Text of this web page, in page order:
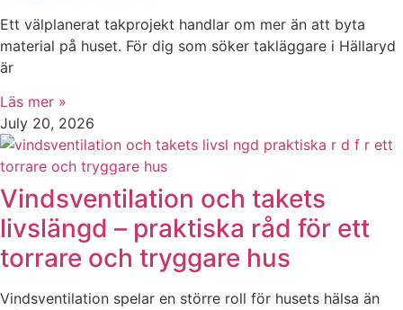
Ett välplanerat takprojekt handlar om mer än att byta
material på huset. För dig som söker takläggare i Hällaryd
är
Läs mer »
July 20, 2026
Vindsventilation och takets
livslängd – praktiska råd för ett
torrare och tryggare hus
Vindsventilation spelar en större roll för husets hälsa än